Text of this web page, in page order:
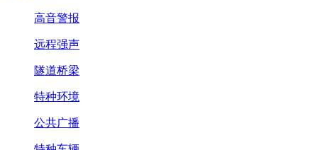
高音警报
远程强声
隧道桥梁
特种环境
公共广播